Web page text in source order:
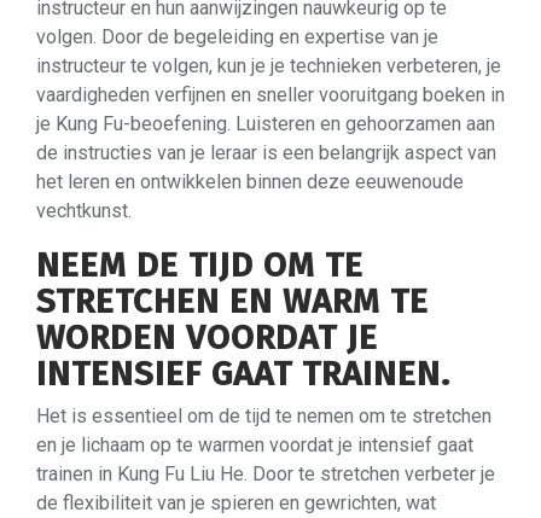
instructeur en hun aanwijzingen nauwkeurig op te
volgen. Door de begeleiding en expertise van je
instructeur te volgen, kun je je technieken verbeteren, je
vaardigheden verfijnen en sneller vooruitgang boeken in
je Kung Fu-beoefening. Luisteren en gehoorzamen aan
de instructies van je leraar is een belangrijk aspect van
het leren en ontwikkelen binnen deze eeuwenoude
vechtkunst.
NEEM DE TIJD OM TE
STRETCHEN EN WARM TE
WORDEN VOORDAT JE
INTENSIEF GAAT TRAINEN.
Het is essentieel om de tijd te nemen om te stretchen
en je lichaam op te warmen voordat je intensief gaat
trainen in Kung Fu Liu He. Door te stretchen verbeter je
de flexibiliteit van je spieren en gewrichten, wat